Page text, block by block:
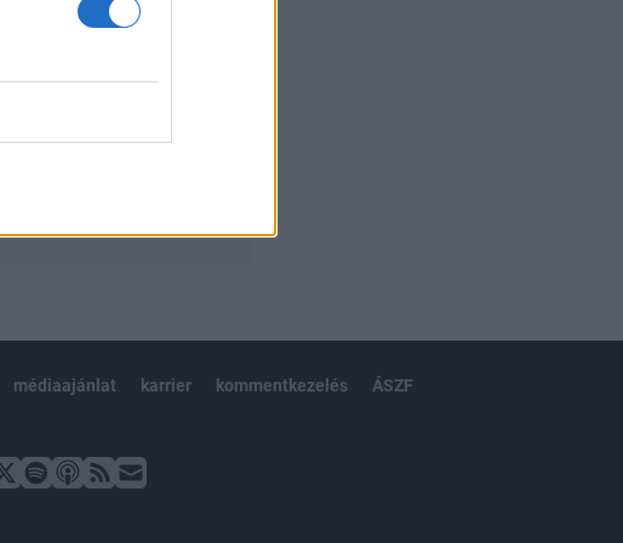
médiaajánlat karrier kommentkezelés ÁSZF